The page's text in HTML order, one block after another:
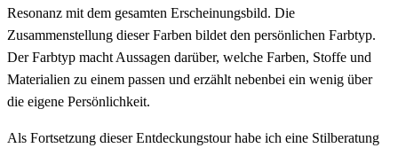
Resonanz mit dem gesamten Erscheinungsbild. Die
Zusammenstellung dieser Farben bildet den persönlichen Farbtyp.
Der Farbtyp macht Aussagen darüber, welche Farben, Stoffe und
Materialien zu einem passen und erzählt nebenbei ein wenig über
die eigene Persönlichkeit.
Als Fortsetzung dieser Entdeckungstour habe ich eine Stilberatung